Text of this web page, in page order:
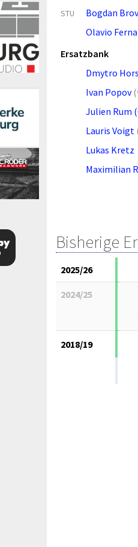
STU Bogdan
Olavio
Ersatzbank
Dmytro
Ivan Popov (
Julien Rum
Lauris Voigt
Lukas Kretz
Maximilian
Bisherige
2025/26
2024/25
2018/19